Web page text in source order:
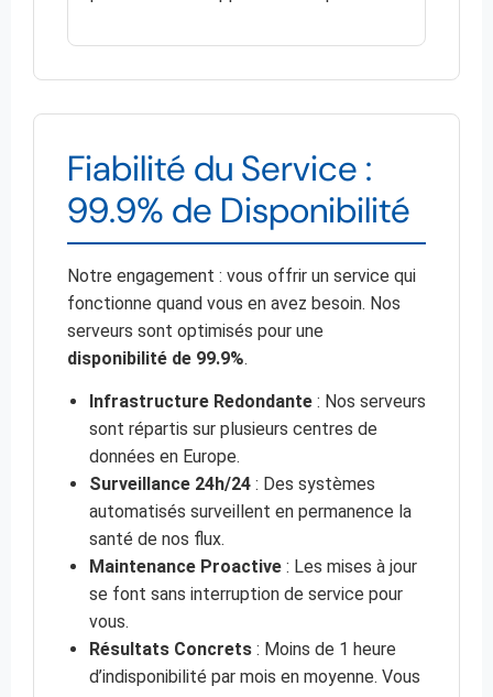
Fiabilité du Service :
99.9% de Disponibilité
Notre engagement : vous offrir un service qui
fonctionne quand vous en avez besoin. Nos
serveurs sont optimisés pour une
disponibilité de 99.9%.
Infrastructure Redondante : Nos serveurs
sont répartis sur plusieurs centres de
données en Europe.
Surveillance 24h/24 : Des systèmes
automatisés surveillent en permanence la
santé de nos flux.
Maintenance Proactive : Les mises à jour
se font sans interruption de service pour
vous.
Résultats Concrets : Moins de 1 heure
d’indisponibilité par mois en moyenne. Vous